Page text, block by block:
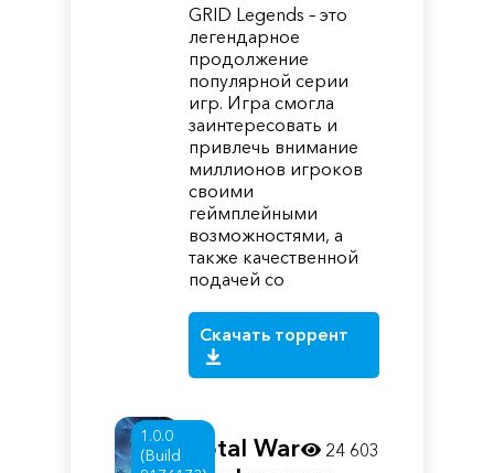
GRID Legends – это
легендарное
продолжение
популярной серии
игр. Игра смогла
заинтересовать и
привлечь внимание
миллионов игроков
своими
геймплейными
возможностями, а
также качественной
подачей со
Скачать торрент
1.0.0
(Build
Total War
24 603